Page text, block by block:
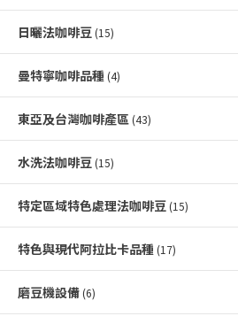
日曬法咖啡豆 (15)
曼特寧咖啡品種 (4)
東亞及台灣咖啡產區 (43)
水洗法咖啡豆 (15)
特定區域特色處理法咖啡豆 (15)
特色與現代阿拉比卡品種 (17)
磨豆機設備 (6)